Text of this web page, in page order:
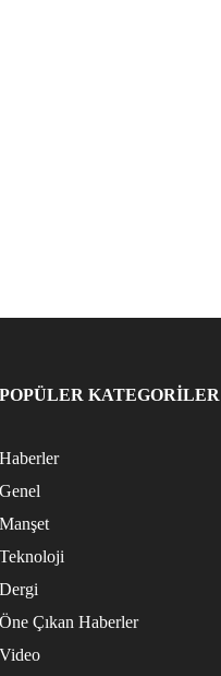
POPÜLER KATEGORİLER
Haberler
Genel
Manşet
Teknoloji
Dergi
Öne Çıkan Haberler
Video